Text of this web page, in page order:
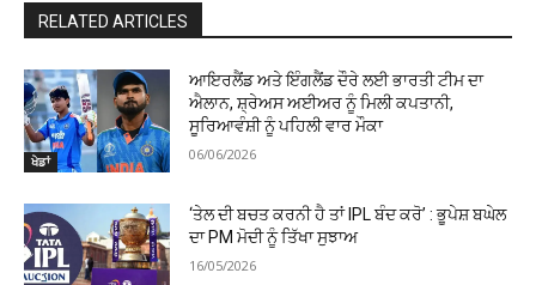
RELATED ARTICLES
ਖੇਡਾਂ
ਆਇਰਲੈਂਡ ਅਤੇ ਇੰਗਲੈਂਡ ਦੌਰੇ ਲਈ ਭਾਰਤੀ ਟੀਮ ਦਾ
ਐਲਾਨ, ਸ਼੍ਰੇਅਸ ਅਈਅਰ ਨੂੰ ਮਿਲੀ ਕਪਤਾਨੀ,
ਸੂਰਿਆਵੰਸ਼ੀ ਨੂੰ ਪਹਿਲੀ ਵਾਰ ਮੌਕਾ
06/06/2026
‘ਤੇਲ ਦੀ ਬਚਤ ਕਰਨੀ ਹੈ ਤਾਂ IPL ਬੰਦ ਕਰੋ’ : ਭੂਪੇਸ਼ ਬਘੇਲ
ਦਾ PM ਮੋਦੀ ਨੂੰ ਤਿੱਖਾ ਸੁਝਾਅ
16/05/2026